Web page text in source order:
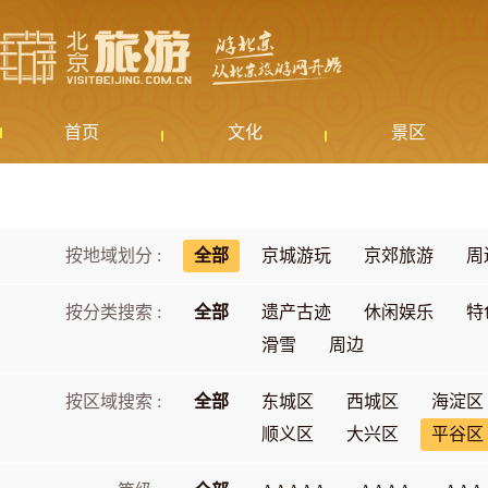
首页 文化 景区
按地域划分 : 全部 京城游玩 京郊旅游 周
按分类搜索 : 全部 遗产古迹 休闲娱乐
特
滑雪
周边
按区域搜索 : 全部 东城区 西城区
海淀区
顺义区
大兴区 平谷区